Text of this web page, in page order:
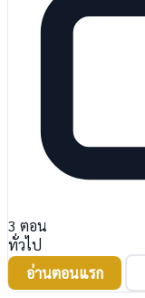
3 ตอน
ทั่วไป
อ่านตอนแรก